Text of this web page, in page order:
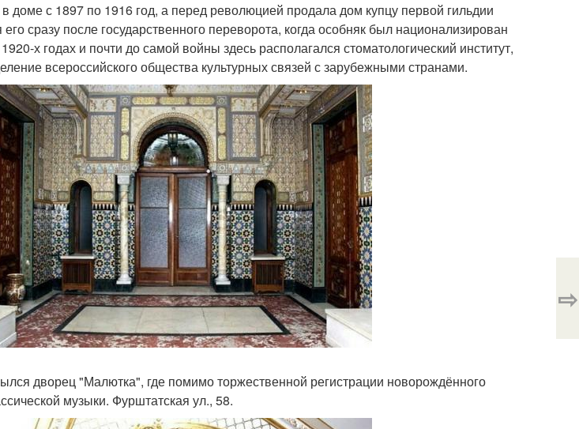
с 1897 по 1916 год, а перед революцией продала дом купцу первой гильдии
сразу после государственного переворота, когда особняк был национализирован
х годах и почти до самой войны здесь располагался стоматологический институт,
всероссийского общества культурных связей с зарубежными странами.
дворец "Малютка", где помимо торжественной регистрации новорождённого
музыки. Фурштатская ул., 58.
⇨